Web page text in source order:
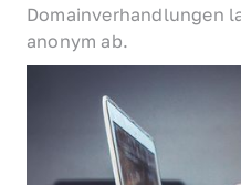
Domainverhandlungen
anonym ab.